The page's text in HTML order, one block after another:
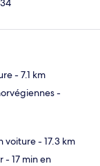
- 7.1 km
-
voiture- 17.3 km
- 17 min en